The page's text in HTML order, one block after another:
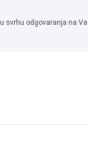
svrhu odgovaranja na